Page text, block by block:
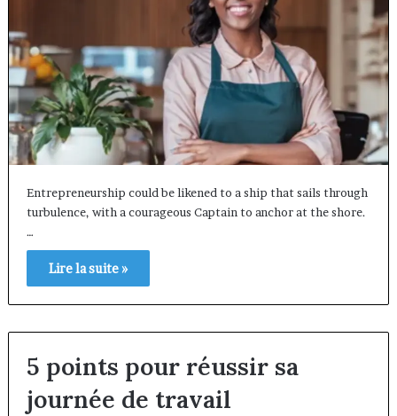
Entrepreneurship could be likened to a ship that sails through
turbulence, with a courageous Captain to anchor at the shore.
…
Lire la suite »
5 points pour réussir sa
journée de travail